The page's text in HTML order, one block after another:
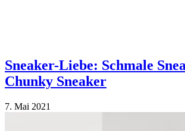
Sneaker-Liebe: Schmale
Chunky Sneaker
7. Mai 2021